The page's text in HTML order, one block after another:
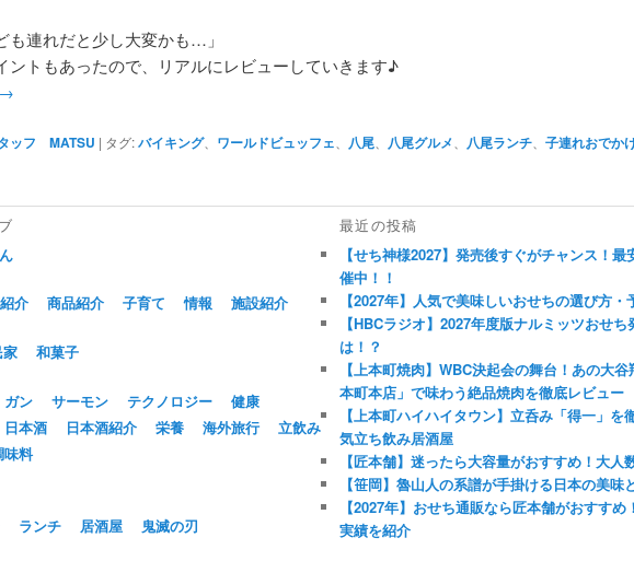
も連れだと少し大変かも…」
ントもあったので、リアルにレビューしていきます♪
→
ッフ MATSU | タグ: バイキング、 ワールドビュッフェ 八尾 八尾グルメ 八尾ランチ 、子連れおでか
介 商品紹介 子育て 情報
施設紹介
和菓子
ガン サーモン テクノロジー
健康
日本酒 日本酒紹介 栄養 海外旅行
立飲み
味料
ランチ 居酒屋
鬼滅の刃
最近の投稿
【せち神様2027】発売後すぐがチャンス！
催中！！
【2027年】人気で美味しいおせちの選び方・
【HBCラジオ】2027年度版ナルミッツおせ
は！？
【上本町焼肉】WBC決起会の舞台！あの大
本町本店」で味わう絶品焼肉を徹底レビュー
【上本町ハイハイタウン】立呑み「得一」を
気立ち飲み居酒屋
【匠本舗】迷ったら大容量がおすすめ！大
【笹岡】魯山人の系譜が手掛ける日本の美味
【2027年】おせち通販なら匠本舗がおすす
実績を紹介